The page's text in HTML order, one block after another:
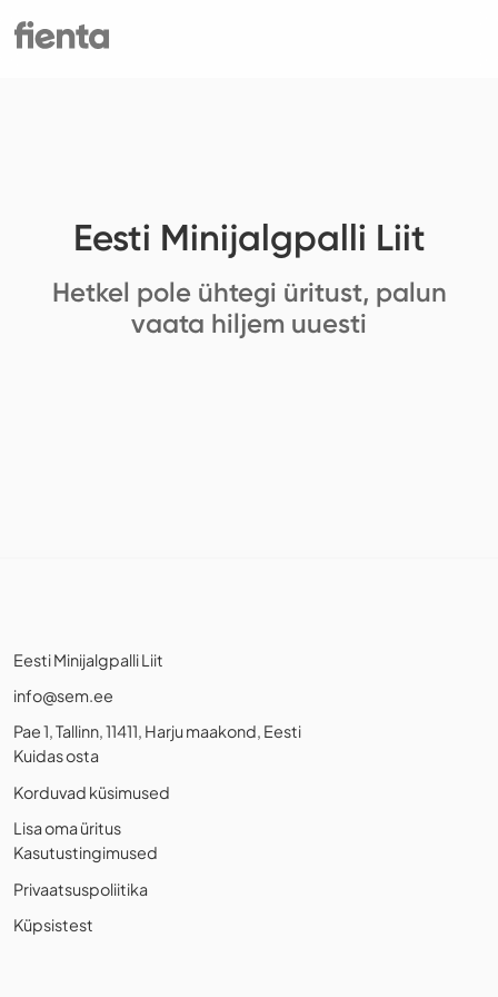
Eesti Minijalgpalli Liit
Hetkel pole ühtegi üritust, palun
vaata hiljem uuesti
Eesti Minijalgpalli Liit
info@sem.ee
Pae 1, Tallinn, 11411, Harju maakond, Eesti
Kuidas osta
Korduvad küsimused
Lisa oma üritus
Kasutustingimused
Privaatsuspoliitika
Küpsistest